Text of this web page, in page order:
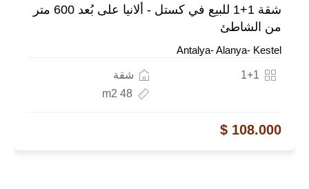
شقة 1+1 للبيع في كستل - ألانيا على بُعد 600 متر
من الشاطئ
Antalya- Alanya- Kestel
شقة
1+1
48 m2
108.000 $